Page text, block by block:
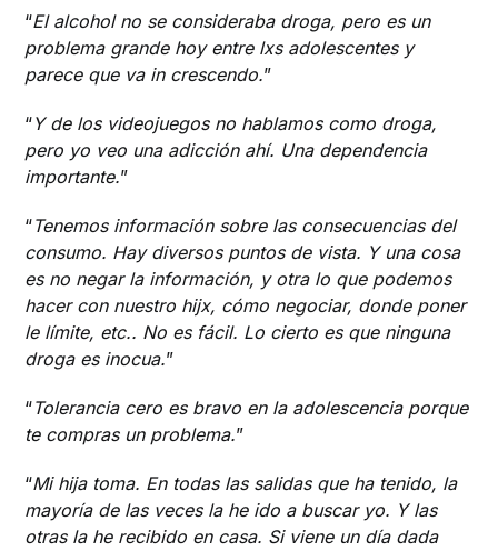
“El alcohol no se consideraba droga, pero es un
problema grande hoy entre lxs adolescentes y
parece que va in crescendo.”
“Y de los videojuegos no hablamos como droga,
pero yo veo una adicción ahí. Una dependencia
importante.”
“Tenemos información sobre las consecuencias del
consumo. Hay diversos puntos de vista. Y una cosa
es no negar la información, y otra lo que podemos
hacer con nuestro hijx, cómo negociar, donde poner
le límite, etc.. No es fácil. Lo cierto es que ninguna
droga es inocua.”
“Tolerancia cero es bravo en la adolescencia porque
te compras un problema.”
“Mi hija toma. En todas las salidas que ha tenido, la
mayoría de las veces la he ido a buscar yo. Y las
otras la he recibido en casa. Si viene un día dada